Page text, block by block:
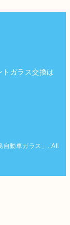
ガラス交換は
動車ガラス」
. All